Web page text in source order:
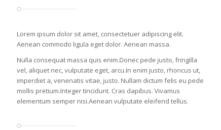
Lorem ipsum dolor sit amet, consectetuer adipiscing elit.
Aenean commodo ligula eget dolor. Aenean massa.
Nulla consequat massa quis enim.Donec pede justo, fringilla
vel, aliquet nec, vulputate eget, arcu.In enim justo, rhoncus ut,
imperdiet a, venenatis vitae, justo. Nullam dictum felis eu pede
mollis pretium.Integer tincidunt. Cras dapibus. Vivamus
elementum semper nisi.Aenean vulputate eleifend tellus.